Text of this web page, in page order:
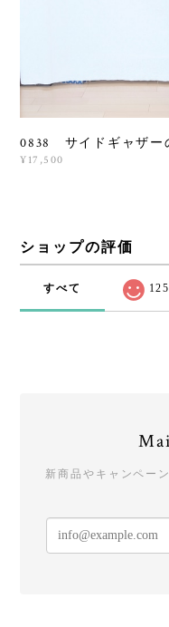
0838 サイドギャザー
¥17,500
ショップの評価
すべて 125
新商品やキャンペー